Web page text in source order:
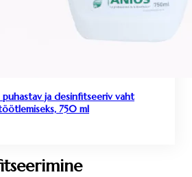
puhastav ja desinfitseeriv vaht
750 ml